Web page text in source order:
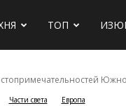
ТОП
Части света Европа